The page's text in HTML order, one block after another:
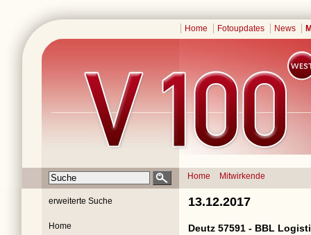
Home Fotoupdates News
Home Mitwirkende
erweiterte Suche
Home
13.12.2017
Deutz 57591 - BBL